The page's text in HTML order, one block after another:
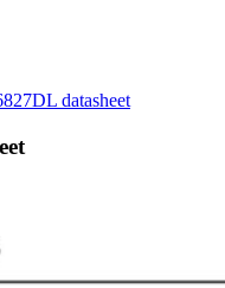
datasheet